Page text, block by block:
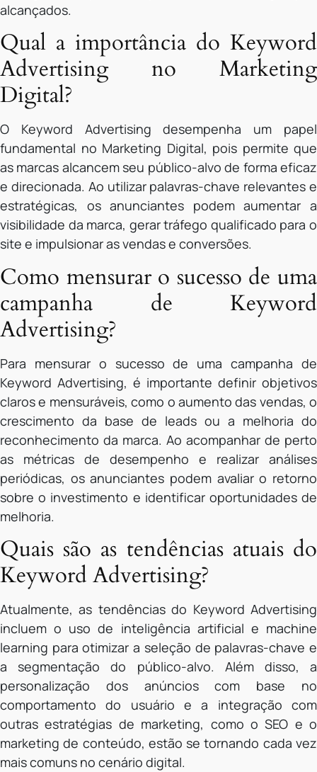
alcançados.
Qual a importância do Keyword
Advertising no Marketing
Digital?
O Keyword Advertising desempenha um papel
fundamental no Marketing Digital, pois permite que
as marcas alcancem seu público-alvo de forma eficaz
e direcionada. Ao utilizar palavras-chave relevantes e
estratégicas, os anunciantes podem aumentar a
visibilidade da marca, gerar tráfego qualificado para o
site e impulsionar as vendas e conversões.
Como mensurar o sucesso de uma
campanha de Keyword
Advertising?
Para mensurar o sucesso de uma campanha de
Keyword Advertising, é importante definir objetivos
claros e mensuráveis, como o aumento das vendas, o
crescimento da base de leads ou a melhoria do
reconhecimento da marca. Ao acompanhar de perto
as métricas de desempenho e realizar análises
periódicas, os anunciantes podem avaliar o retorno
sobre o investimento e identificar oportunidades de
melhoria.
Quais são as tendências atuais do
Keyword Advertising?
Atualmente, as tendências do Keyword Advertising
incluem o uso de inteligência artificial e machine
learning para otimizar a seleção de palavras-chave e
a segmentação do público-alvo. Além disso, a
personalização dos anúncios com base no
comportamento do usuário e a integração com
outras estratégias de marketing, como o SEO e o
marketing de conteúdo, estão se tornando cada vez
mais comuns no cenário digital.